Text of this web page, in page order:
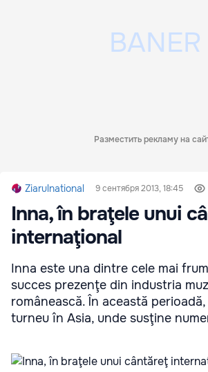
Разместить рекламу на
Ziarulnational 9 сентября 2013, 18:45
Inna, în braţele unui
internaţional
Inna este una dintre cele mai
succes prezenţe din industria
românească. În această
turneu în Asia, unde susţine